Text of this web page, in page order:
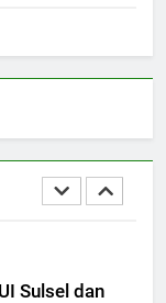
Lewat
Sulsel dan